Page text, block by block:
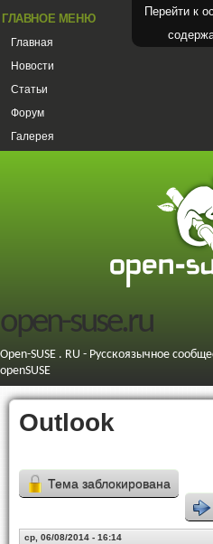
Перейти к
ГЛАВНОЕ МЕНЮ
Главная
Новости
Статьи
Форум
Галерея
open-suse.ru
Open-SUSE . RU - Русскоязычное
openSUSE
Outlook
Тема заблокирована
ср, 06/08/2014 - 16:14